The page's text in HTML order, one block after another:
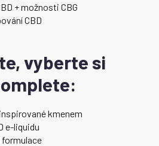
+ možnosti CBG
CBD
vyberte si
kmenem
e-liquidu